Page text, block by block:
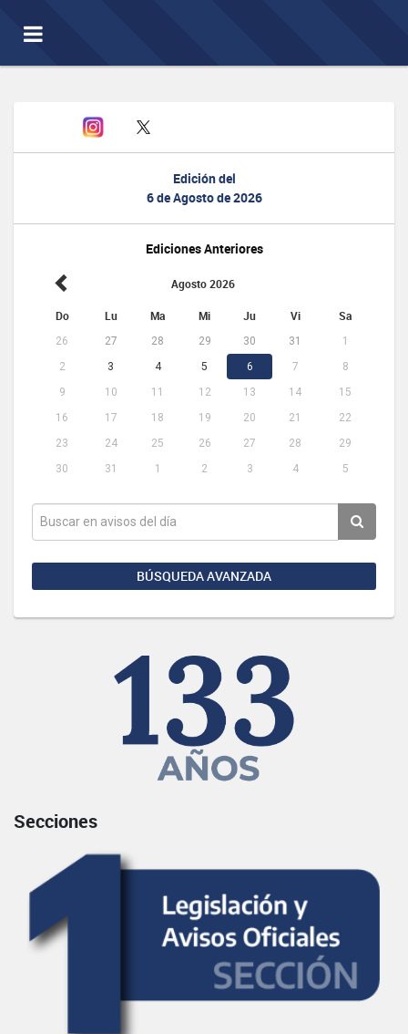
Toggle
navigation
Edición del
6 de Agosto de 2026
Ediciones Anteriores
Agosto 2026
Do Lu Ma Mi Ju Vi Sa
26 27 28 29 30 31
1
2
3 4 5 6 7
8
9
10 11 12 13 14
15
16
17 18 19 20 21
22
23
24 25 26 27 28
29
30
31 1 2 3 4 5
BÚSQUEDA AVANZADA
Secciones